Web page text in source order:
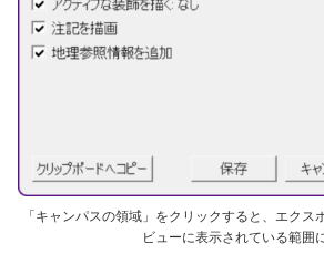
「キャンパスの領域」をクリックすると、エク
ビューに表示されている範囲